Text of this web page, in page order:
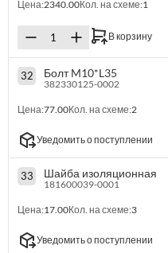
Цена:2340.00Кол. на схеме:1
В корзину
32 Болт M10*L35
382330125-0002
Цена:77.00Кол. на схеме:2
Уведомить о поступлении
33 Шайба изоляционная
181600039-0001
Цена:17.00Кол. на схеме:3
Уведомить о поступлении